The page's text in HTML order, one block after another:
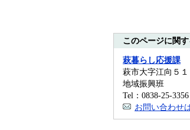
このページに関
萩暮らし応援課
萩市大字江向５
地域振興班
Tel：0838-25-3356
お問い合わせ